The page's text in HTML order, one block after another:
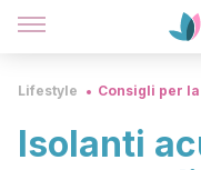
Lifestyle Consigli per
Isolanti